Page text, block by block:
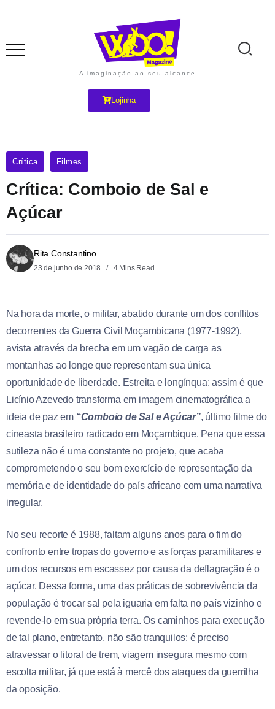
A imaginação ao seu alcance
Lojinha
Crítica Filmes
Crítica: Comboio de Sal e
Açúcar
Rita Constantino
23 de junho de 2018 4 Mins Read
Na hora da morte, o militar, abatido durante um dos conflitos
decorrentes da Guerra Civil Moçambicana (1977-1992),
avista através da brecha em um vagão de carga as
montanhas ao longe que representam sua única
oportunidade de liberdade. Estreita e longínqua: assim é que
Licínio Azevedo transforma em imagem cinematográfica a
ideia de paz em “Comboio de Sal e Açúcar”, último filme do
cineasta brasileiro radicado em Moçambique. Pena que essa
sutileza não é uma constante no projeto, que acaba
comprometendo o seu bom exercício de representação da
memória e de identidade do país africano com uma narrativa
irregular.
No seu recorte é 1988, faltam alguns anos para o fim do
confronto entre tropas do governo e as forças paramilitares e
um dos recursos em escassez por causa da deflagração é o
açúcar. Dessa forma, uma das práticas de sobrevivência da
população é trocar sal pela iguaria em falta no país vizinho e
revende-lo em sua própria terra. Os caminhos para execução
de tal plano, entretanto, não são tranquilos: é preciso
atravessar o litoral de trem, viagem insegura mesmo com
escolta militar, já que está à mercê dos ataques da guerrilha
da oposição.